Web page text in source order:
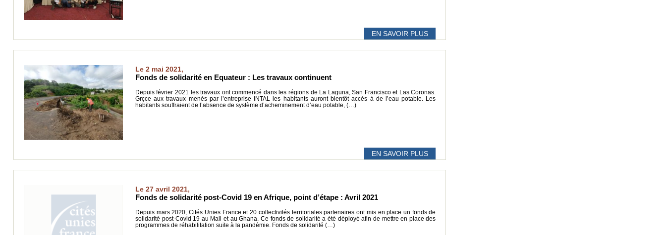
EN SAVOIR PLUS
Le 2 mai 2021,
Fonds de solidarité en Equateur : Les travaux continuent
Depuis février 2021 les travaux ont commencé dans les régions de La Laguna, San Francisco et Las Coronas.
Grçce aux travaux menés par l’entreprise INTAL les habitants auront bientôt accès à de l’eau potable. Les
habitants souffraient de l’absence de système d’acheminement d’eau potable, (…)
EN SAVOIR PLUS
Le 27 avril 2021,
Fonds de solidarité post-Covid 19 en Afrique, point d’étape : Avril 2021
Depuis mars 2020, Cités Unies France et 20 collectivités territoriales partenaires ont mis en place un fonds de
solidarité post-Covid 19 au Mali et au Ghana. Ce fonds de solidarité a été déployé afin de mettre en place des
programmes de réhabilitation suite à la pandémie. Fonds de solidarité (…)